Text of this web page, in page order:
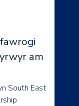
am
South East